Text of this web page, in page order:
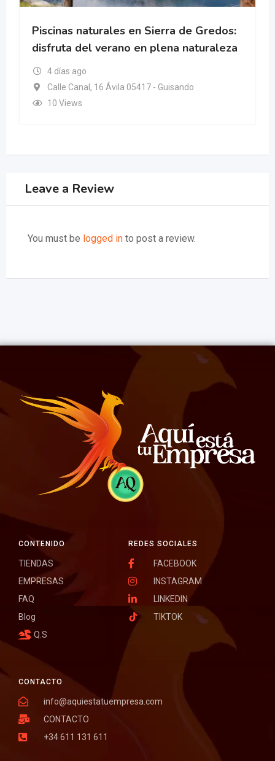
Piscinas naturales en Sierra de Gredos:
disfruta del verano en plena naturaleza
4 días ago
Calle Canal, 16 Ávila 05417 - Guisando
10 Views
Leave a Review
You must be logged in to post a review.
CONTACTO
info@aquiestatuempresa.com
CONTACTO
+34 611 131 611
REDES SOCIALES
FACEBOOK
INSTAGRAM
LINKEDIN
TIKTOK
CONTENIDO
TIENDAS
EMPRESAS
FAQ
Blog
Q.S